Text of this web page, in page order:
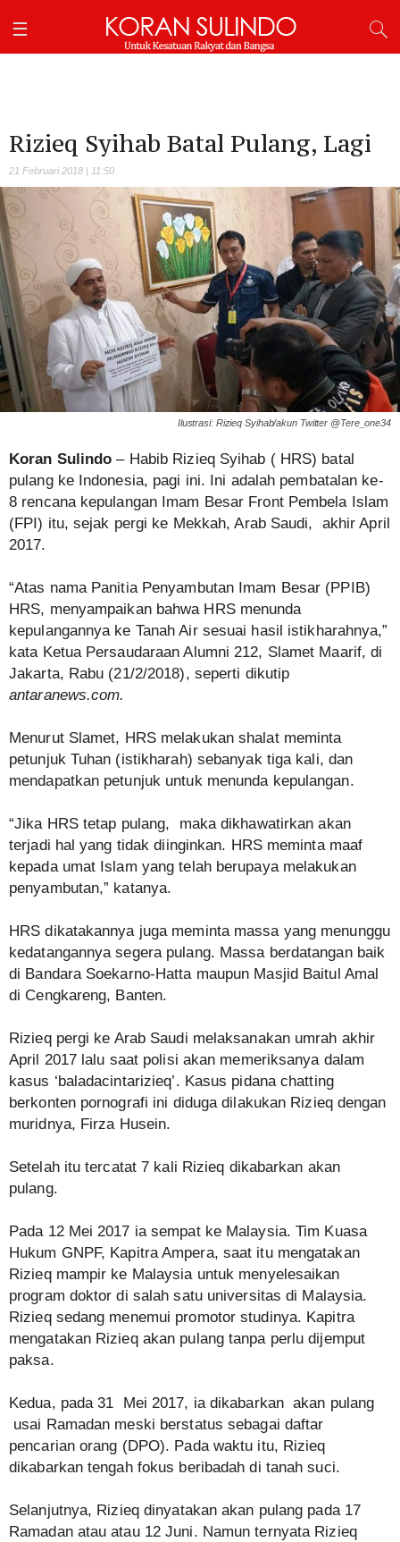
Rizieq Syihab Batal Pulang, Lagi
21 Februari 2018 | 11:50
Ilustrasi: Rizieq Syihab/akun Twitter @Tere_one34
Koran Sulindo – Habib Rizieq Syihab ( HRS) batal
pulang ke Indonesia, pagi ini. Ini adalah pembatalan ke-
8 rencana kepulangan Imam Besar Front Pembela Islam
(FPI) itu, sejak pergi ke Mekkah, Arab Saudi, akhir April
2017.
“Atas nama Panitia Penyambutan Imam Besar (PPIB)
HRS, menyampaikan bahwa HRS menunda
kepulangannya ke Tanah Air sesuai hasil istikharahnya,”
kata Ketua Persaudaraan Alumni 212, Slamet Maarif, di
Jakarta, Rabu (21/2/2018), seperti dikutip
antaranews.com.
Menurut Slamet, HRS melakukan shalat meminta
petunjuk Tuhan (istikharah) sebanyak tiga kali, dan
mendapatkan petunjuk untuk menunda kepulangan.
“Jika HRS tetap pulang, maka dikhawatirkan akan
terjadi hal yang tidak diinginkan. HRS meminta maaf
kepada umat Islam yang telah berupaya melakukan
penyambutan,” katanya.
HRS dikatakannya juga meminta massa yang menunggu
kedatangannya segera pulang. Massa berdatangan baik
di Bandara Soekarno-Hatta maupun Masjid Baitul Amal
di Cengkareng, Banten.
Rizieq pergi ke Arab Saudi melaksanakan umrah akhir
April 2017 lalu saat polisi akan memeriksanya dalam
kasus ‘baladacintarizieq’. Kasus pidana chatting
berkonten pornografi ini diduga dilakukan Rizieq dengan
muridnya, Firza Husein.
Setelah itu tercatat 7 kali Rizieq dikabarkan akan
pulang.
Pada 12 Mei 2017 ia sempat ke Malaysia. Tim Kuasa
Hukum GNPF, Kapitra Ampera, saat itu mengatakan
Rizieq mampir ke Malaysia untuk menyelesaikan
program doktor di salah satu universitas di Malaysia.
Rizieq sedang menemui promotor studinya. Kapitra
mengatakan Rizieq akan pulang tanpa perlu dijemput
paksa.
Kedua, pada 31 Mei 2017, ia dikabarkan akan pulang
usai Ramadan meski berstatus sebagai daftar
pencarian orang (DPO). Pada waktu itu, Rizieq
dikabarkan tengah fokus beribadah di tanah suci.
Selanjutnya, Rizieq dinyatakan akan pulang pada 17
Ramadan atau atau 12 Juni. Namun ternyata Rizieq